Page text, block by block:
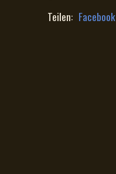
Teilen: Facebook